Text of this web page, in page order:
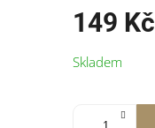
149 Kč
cena:
Skladem